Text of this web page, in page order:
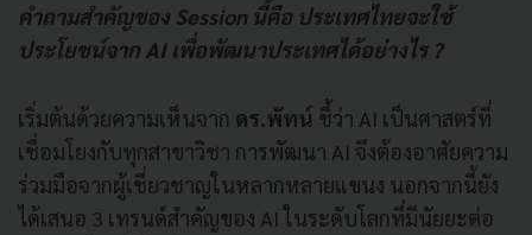
คำถามสำคัญของ Session นี้คือ ประเทศไทยจะใช้
ประโยชน์จาก AI เพื่อพัฒนาประเทศได้อย่างไร ?
เริ่มต้นด้วยความเห็นจาก ดร.พัทน์ ชี้ว่า AI เป็นศาสตร์ที่
เชื่อมโยงกับทุกสาขาวิชา การพัฒนา AI จึงต้องอาศัยความ
ร่วมมือจากผู้เชี่ยวชาญในหลากหลายแขนง นอกจากนี้ยัง
ได้เสนอ 3 เทรนด์สำคัญของ AI ในระดับโลกที่มีนัยยะต่อ